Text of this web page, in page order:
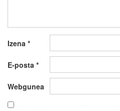
Izena *
E-posta *
Webgunea